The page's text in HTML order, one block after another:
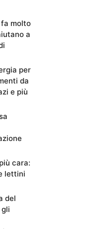
fa molto
a
per
da
e più
cara:
lettini
del